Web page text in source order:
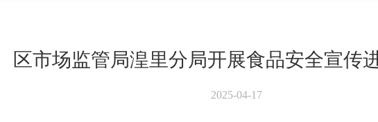
区市场监管局湟里分局开展食品安全宣传
2025-04-17